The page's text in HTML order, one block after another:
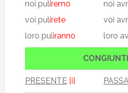
noi puliremo
voi pulirete
loro puliranno
noi
voi
loro
PRESENTE [i]